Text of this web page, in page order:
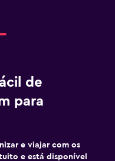
de
para
e viajar com os
e está disponível